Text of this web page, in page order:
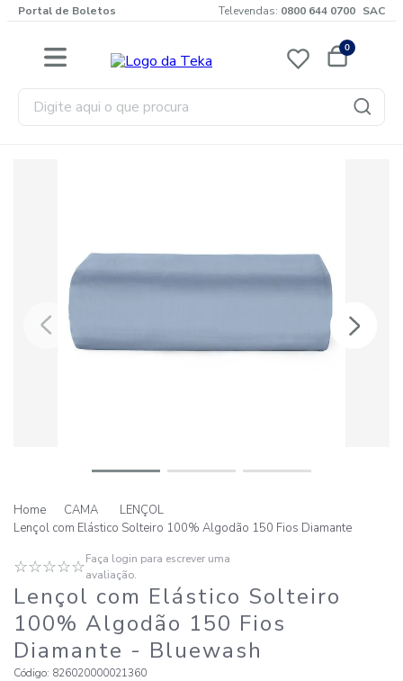
Portal de Boletos Televendas: 0800 644 0700 SAC
0
Digite aqui o que procura
CAMA
LENÇOL
Lençol com Elástico Solteiro 100% Algodão 150 Fios Diamante
☆☆☆☆☆Faça login para escrever uma
avaliação.
Lençol com Elástico Solteiro
100% Algodão 150 Fios
Diamante - Bluewash
Código: 826020000021360